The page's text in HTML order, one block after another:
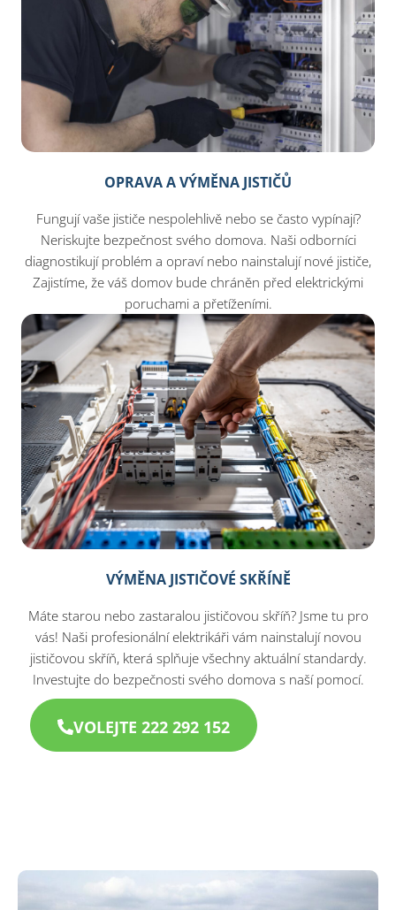
OPRAVA A VÝMĚNA JISTIČŮ
Fungují vaše jističe nespolehlivě nebo se často vypínají?
Neriskujte bezpečnost svého domova. Naši odborníci
diagnostikují problém a opraví nebo nainstalují nové jističe,
Zajistíme, že váš domov bude chráněn před elektrickými
poruchami a přetíženími.
VÝMĚNA JISTIČOVÉ SKŘÍNĚ
Máte starou nebo zastaralou jističovou skříň? Jsme tu pro
vás! Naši profesionální elektrikáři vám nainstalují novou
jističovou skříň, která splňuje všechny aktuální standardy.
Investujte do bezpečnosti svého domova s naší pomocí.
VOLEJTE 222 292 152